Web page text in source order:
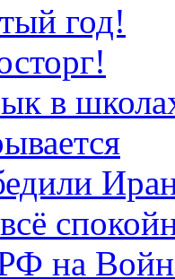
год!
в
на